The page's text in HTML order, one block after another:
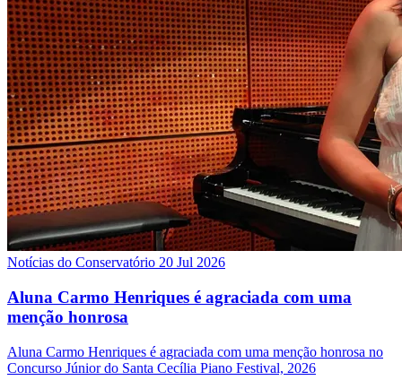
Notícias do Conservatório 20 Jul 2026
Aluna Carmo Henriques é agraciada com uma
menção honrosa
Aluna Carmo Henriques é agraciada com uma menção honrosa no
Concurso Júnior do Santa Cecília Piano Festival, 2026